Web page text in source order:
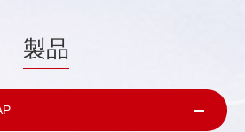
製品